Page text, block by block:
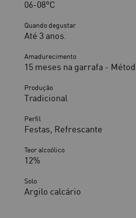
06-08°C
Quando degustar
Até 3 anos.
Amadurecimento
15 meses na garrafa -
Produção
Tradicional
Perfil
Festas, Refrescante
Teor alcoólico
12%
Solo
Argilo calcário